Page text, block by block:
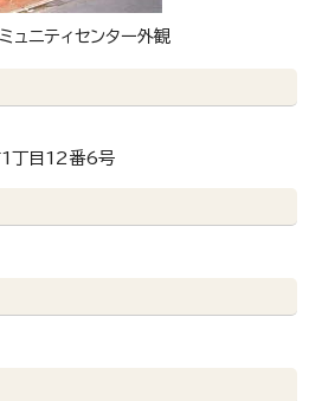
ュニティセンター外観
1丁目12番6号